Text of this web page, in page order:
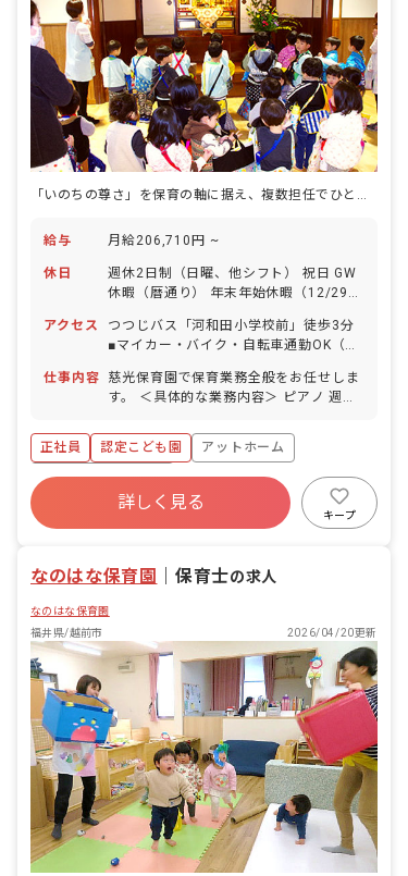
「いのちの尊さ」を保育の軸に据え、複数担任でひとりの負担に偏らせない園です。
給与 月給206,710円 ~
休日
週休2日制（日曜、他シフト） 祝日 GW
休暇（暦通り） 年末年始休暇（12/29～
給休暇日数：10日） 慶弔休暇 産前産
後・育児休暇（取得率100％・復帰実績
あり） 介護・看護休暇 ※土曜日出勤は
月に1.5日／基本半日（土曜出勤の振替
アクセス
つつじバス「河和田小学校前」徒歩3分
■マイカー・バイク・自転車通勤OK（無
仕事内容
慈光保育園で保育業務全般をお任せしま
す。 ＜具体的な業務内容＞ ピアノ 週案
壁面制作 外遊び 園外へのお散歩
正社員 認定こども園
アットホーム
ボーナス・賞与あり
寮・住宅・家賃補助あり
社会保険完備
残業少なめ
詳しく見る
キープ
なのはな保育園 ｜保育士の求人
なのはな保育園
福井県/越前市
2026/04/20更新